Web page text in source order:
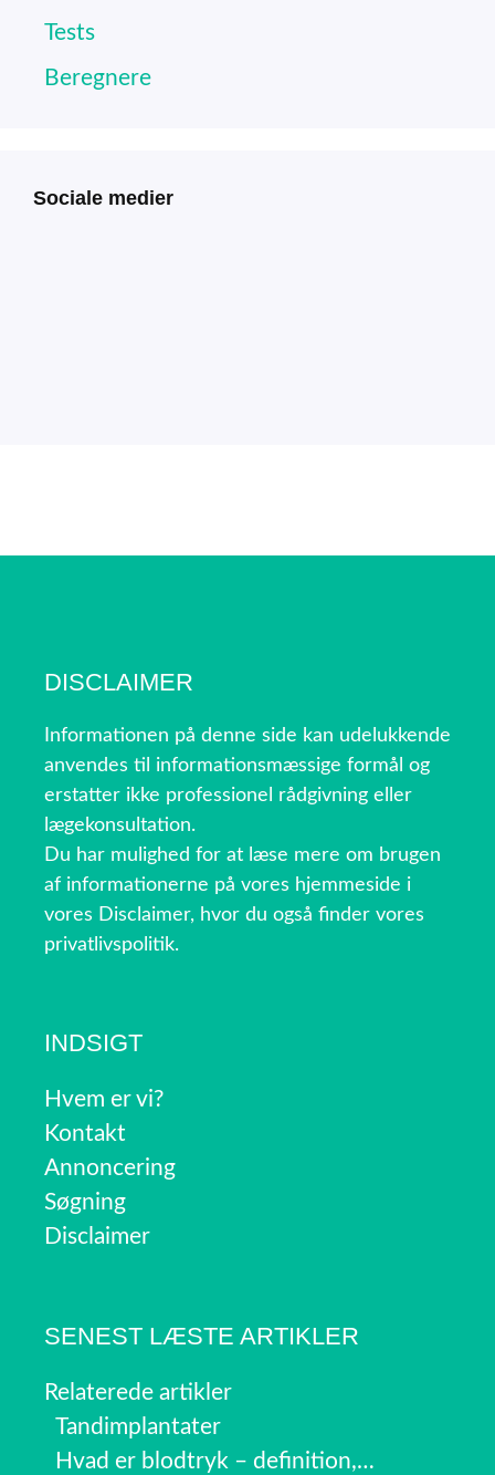
Tests
Beregnere
Sociale medier
DISCLAIMER
Informationen på denne side kan udelukkende
anvendes til informationsmæssige formål og
erstatter ikke professionel rådgivning eller
lægekonsultation.
Du har mulighed for at læse mere om brugen
af informationerne på vores hjemmeside i
vores Disclaimer, hvor du også finder vores
privatlivspolitik.
INDSIGT
Hvem er vi?
Kontakt
Annoncering
Søgning
Disclaimer
SENEST LÆSTE ARTIKLER
Relaterede artikler
Tandimplantater
Hvad er blodtryk – definition,…